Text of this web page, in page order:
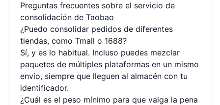
Preguntas frecuentes sobre el servicio de
consolidación de Taobao
¿Puedo consolidar pedidos de diferentes
tiendas, como Tmall o 1688?
Sí, y es lo habitual. Incluso puedes mezclar
paquetes de múltiples plataformas en un mismo
envío, siempre que lleguen al almacén con tu
identificador.
¿Cuál es el peso mínimo para que valga la pena